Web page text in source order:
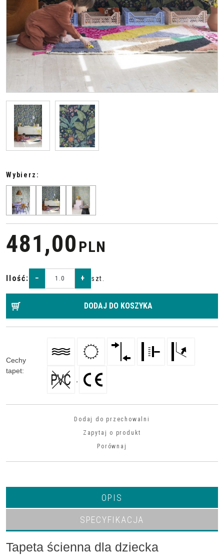
Wybierz:
481,00 PLN
Ilość: − + szt.
DODAJ DO KOSZYKA
Cechy
tapet:
Dodaj do przechowalni
Zapytaj o produkt
Porównaj
OPIS
SPECYFIKACJA
Tapeta ścienna dla dziecka